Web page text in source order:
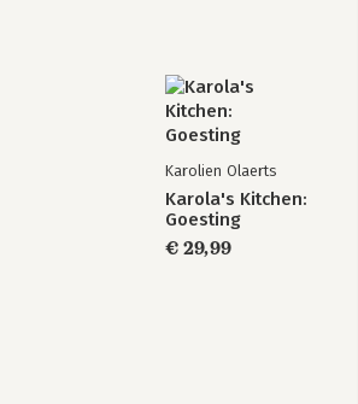
Karolien Olaerts
Karola's Kitchen:
Goesting
€ 29,99